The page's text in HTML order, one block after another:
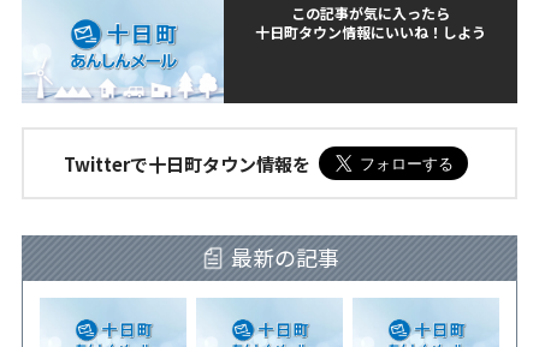
この記事が気に入ったら
十日町タウン情報にいいね！しよう
Twitterで十日町タウン情報を
最新の記事